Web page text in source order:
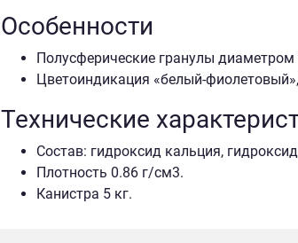
Особенности
Полусферические гранулы
Цветоиндикация «белый-
Технические
Состав: гидроксид кальция,
Плотность 0.86 г/см3.
Канистра 5 кг.